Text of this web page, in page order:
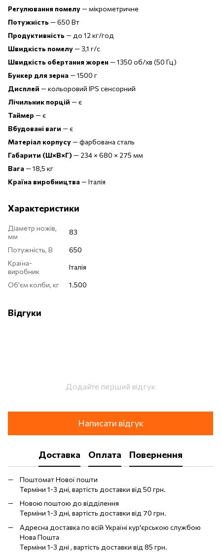
Регулювання помелу— мікрометричне
Потужність— 650 Вт
Продуктивність— до 12 кг/год
Швидкість помелу— 3,1 г/с
Швидкість обертання жорен— 1350 об/хв (50 Гц)
Бункер для зерна— 1500 г
Дисплей — кольоровий IPS сенсорний
Лічильник порцій — є
Таймер — є
Вбудовані ваги — є
Матеріал корпусу— фарбована сталь
Габарити (Ш×В×Г) — 234 × 680 × 275 мм
Вага— 18,5 кг
Країна виробництва— Італія
Характеристики
Діаметр ножів,
мм
83
Потужність, В
650
Країна-
виробник
Італія
Об'єм колби, кг 1.500
Відгуки
Додайте перший відгук
Написати відгук
Доставка Оплата Повернення
Поштомат Нової пошти
Терміни 1-3 дні, вартість доставки від 50 грн.
Новою поштою до відділення
Терміни 1-3 дні, вартість доставки від 70 грн.
Адресна доставка по всій Україні кур'єрською службою
Нова Пошта
Терміни 1-3 дні , вартість доставки від 85 грн.